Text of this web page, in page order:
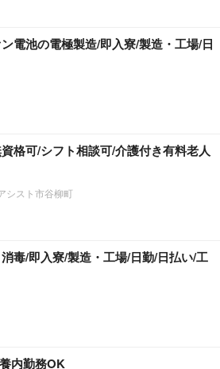
電池の電極製造/即入寮/製造・工場/日
格可/シフト相談可/介護付き有料老人
シスト市谷柳町
毒/即入寮/製造・工場/日勤/日払い/工
内勤務OK